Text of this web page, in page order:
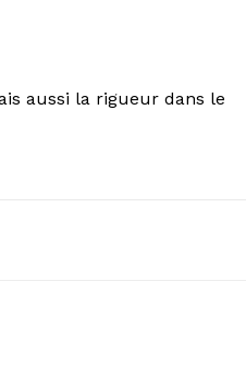
aussi la rigueur dans le